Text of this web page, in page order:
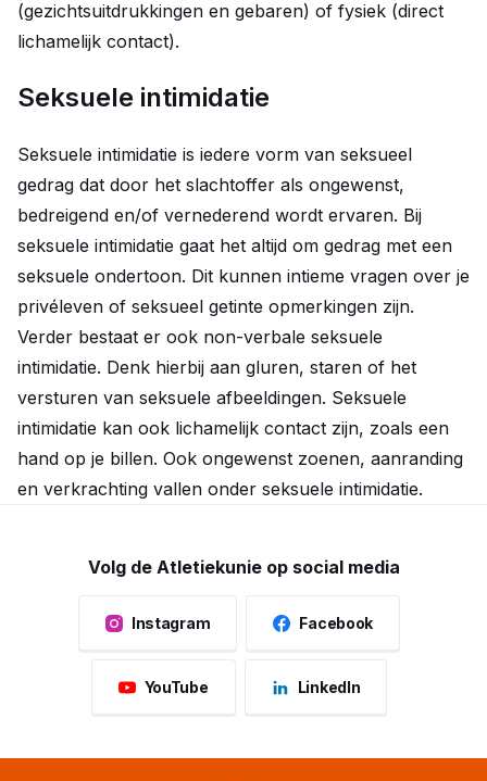
(gezichtsuitdrukkingen en gebaren) of fysiek (direct
lichamelijk contact).
Seksuele intimidatie
Seksuele intimidatie is iedere vorm van seksueel
gedrag dat door het slachtoffer als ongewenst,
bedreigend en/of vernederend wordt ervaren. Bij
seksuele intimidatie gaat het altijd om gedrag met een
seksuele ondertoon. Dit kunnen intieme vragen over je
privéleven of seksueel getinte opmerkingen zijn.
Verder bestaat er ook non-verbale seksuele
intimidatie. Denk hierbij aan gluren, staren of het
versturen van seksuele afbeeldingen. Seksuele
intimidatie kan ook lichamelijk contact zijn, zoals een
hand op je billen. Ook ongewenst zoenen, aanranding
en verkrachting vallen onder seksuele intimidatie.
Volg de Atletiekunie op social media
Instagram Facebook
YouTube LinkedIn